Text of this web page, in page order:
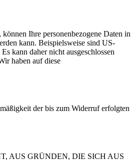
Ihre personenbezogene Daten in
kann. Beispielsweise sind US-
kann daher nicht ausgeschlossen
haben auf diese
der bis zum Widerruf erfolgten
AUS GRÜNDEN, DIE SICH AUS